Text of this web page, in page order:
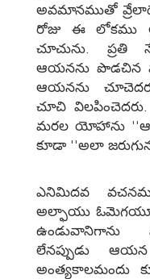
అవమానముతో
రోజు ఈ లోకము
చూచును. ప్రతి
ఆయనను పొడచిన
ఆయనను
చూచి
మరల యోహాను
కూడా ''అలా
ఎనిమిదవ
అల్ఫాయు
ఉండువానిగాను
లేనప్పుడు
అంత్యకాలమందు